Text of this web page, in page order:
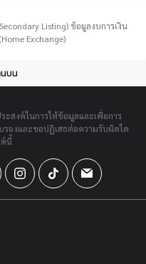
Listing) ข้อมูลงบการเงิน
Exchange)
บน
สงค์ในการให้ข้อมูลและเพื่อการ
องและขอปฏิเสธต่อความรับผิดใด
ต์นี้